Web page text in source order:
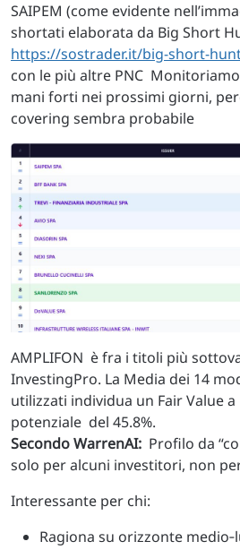
SAIPEM (come evidente
shortati elaborata da Big Short
https://sostrader.it/big-short-
con le più altre PNC
mani forti nei prossimi giorni,
covering sembra probabile
AMPLIFON è fra i titoli più
InvestingPro. La Media dei 14
utilizzati individua un Fair Value a
potenziale del 45.8%.
Secondo WarrenAI: Profilo da
solo per alcuni investitori, non
Interessante per chi:
Ragiona su orizzonte